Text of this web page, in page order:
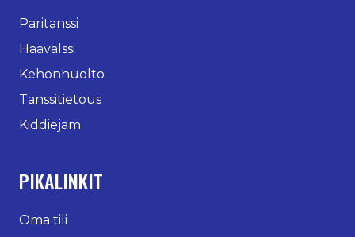
Paritanssi
Häävalssi
Kehonhuolto
Tanssitietous
Kiddiejam
PIKALINKIT
Oma tili